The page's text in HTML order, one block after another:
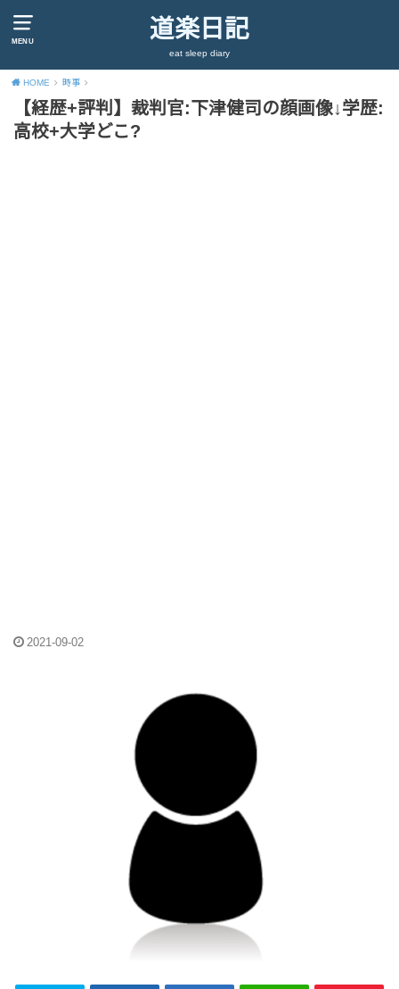
MENU 道楽日記
eat sleep diary
HOME 時事
【経歴+評判】裁判官:下津健司の顔画像↓学歴:
高校+大学どこ?
2021-09-02